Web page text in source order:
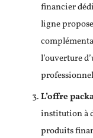
financier
ligne
l’ouverture
L’offre
institution à
produits